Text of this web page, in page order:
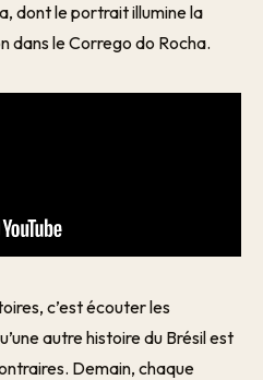
dont le portrait illumine la
dans le Corrego do Rocha.
c’est écouter les
autre histoire du Brésil est
Demain, chaque